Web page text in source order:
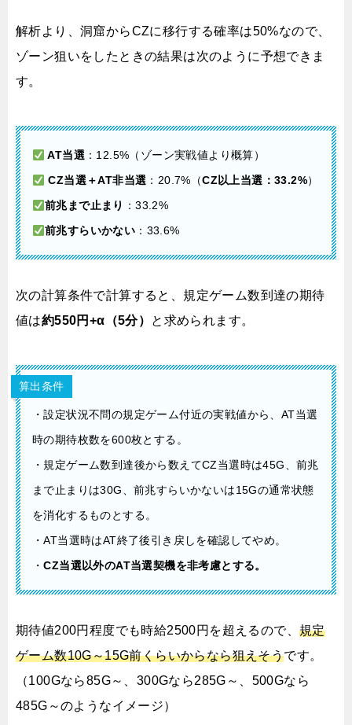
解析より、洞窟からCZに移行する確率は50%なので、
ゾーン狙いをしたときの結果は次のように予想できま
す。
AT当選：12.5%（ゾーン実戦値より概算）
CZ当選＋AT非当選 ：20.7%（CZ以上当選：33.2%）
前兆まで止まり
：33.2%
前兆すらいかない ：33.6%
次の計算条件で計算すると、規定ゲーム数到達の期待
値は約550円+α（5分） と求められます。
算出条件
・設定状況不問の規定ゲーム付近の実戦値から、AT当選
時の期待枚数を600枚とする。
・規定ゲーム数到達後から数えてCZ当選時は45G、前兆
まで止まりは30G、前兆すらいかないは15Gの通常状態
を消化するものとする。
・AT当選時はAT終了後引き戻しを確認してやめ。
・CZ当選以外のAT当選契機を非考慮とする。
期待値200円程度でも時給2500円を超えるので、 規定
ゲーム数10G～15G前くらいからなら狙えそうです。
（100Gなら85G～、300Gなら285G～、500Gなら
485G～のようなイメージ）